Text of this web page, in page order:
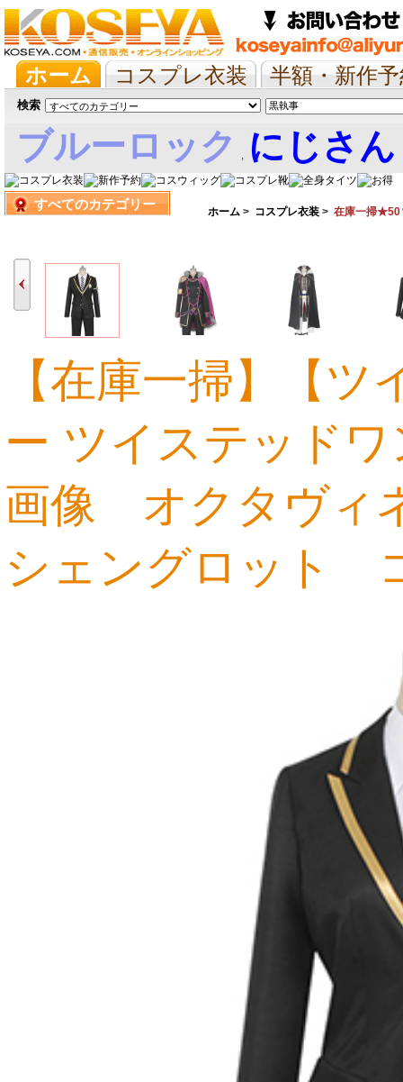
ホーム コスプレ衣装
半額・新作
抱き枕/布団/シーツ
ツイステ ウマ
検索
ブルーロック , にじさ
娘すべてのカテゴリー ホーム > コスプレ衣装 > 在庫一掃★50
10,284円 10,581円 11,339円
10,581円
【在庫一掃】【
ー ツイステッド
画像 オクタヴィ
シェングロット